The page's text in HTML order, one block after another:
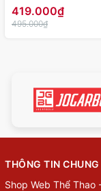
cổ vịt" PJ499 -
Hãng
419.000₫
495.000₫
THÔNG TIN CHUNG
Shop Web Thể